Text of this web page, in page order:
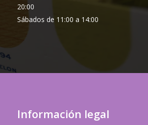
20:00
Sábados de 11:00 a 14:00
Información legal